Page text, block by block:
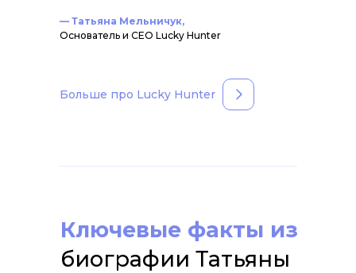
Больше про Lucky Hunter
— Татьяна Мельничук,
Основатель и СЕО Lucky Hunter
Ключевые факты из
биографии Татьяны
Labs